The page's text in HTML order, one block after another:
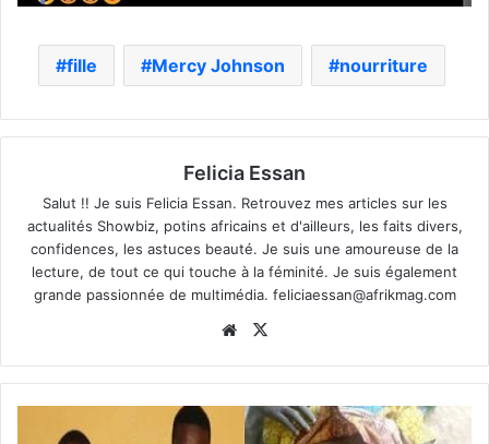
fille Mercy Johnson nourriture
Felicia Essan
Salut !! Je suis Felicia Essan. Retrouvez mes articles sur les
actualités Showbiz, potins africains et d'ailleurs, les faits divers,
confidences, les astuces beauté. Je suis une amoureuse de la
lecture, de tout ce qui touche à la féminité. Je suis également
grande passionnée de multimédia. feliciaessan@afrikmag.com
Website